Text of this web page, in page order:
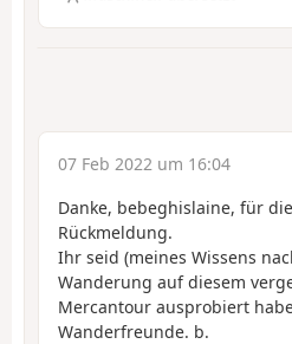
07 Feb 2022 um 16:04
Danke, bebeghislaine, für
Rückmeldung.
Ihr seid (meines Wissens
Wanderung auf diesem
Mercantour ausprobiert
Wanderfreunde. b.